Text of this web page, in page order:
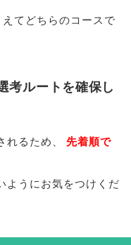
てどちらのコースで
考ルートを確保し
れるため
先着順で
ようにお気をつけくだ